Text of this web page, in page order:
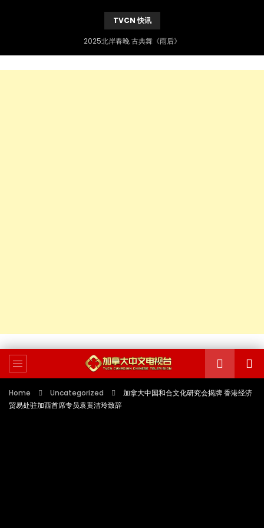
TVCN 快讯
2025北岸春晚 古典舞《雨后》
Home Uncategorized
加拿大中国和合文化研究会揭牌 香港经济
贸易处驻加西首席专员袁黄洁玲致辞